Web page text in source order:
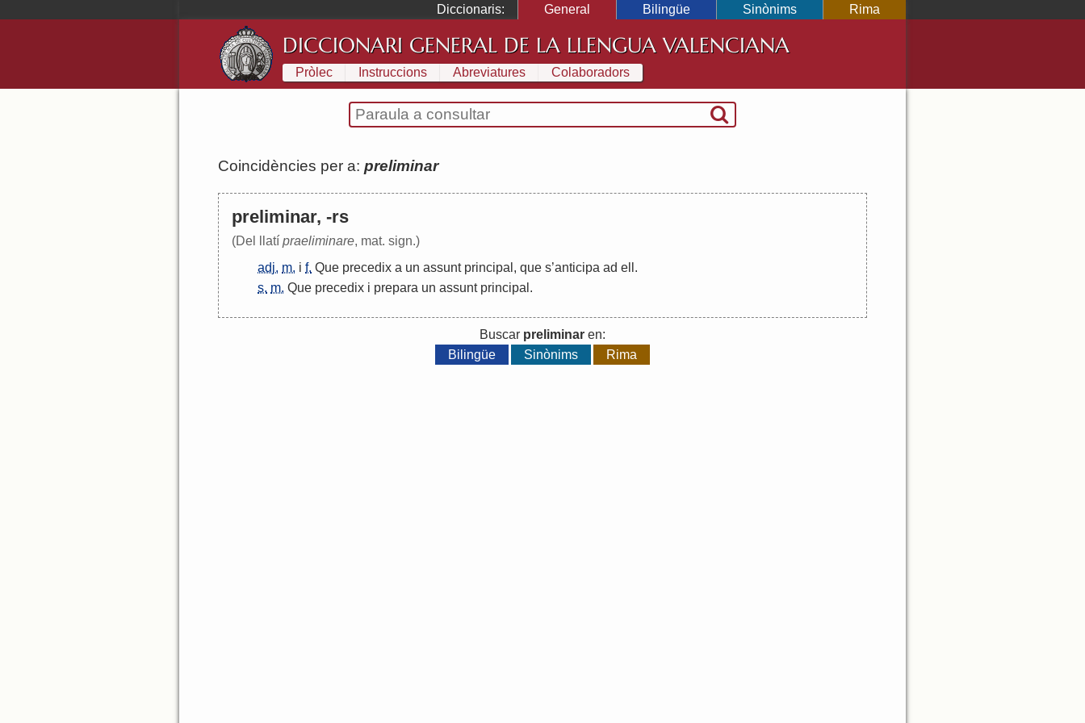
Diccionaris: General Bilingüe Sinònims Rima
DICCIONARI GENERAL DE LA LLENGUA VALENCIANA
Pròlec Instruccions Abreviatures Colaboradors
Coincidències per a: preliminar
preliminar, -rs
(Del llatí praeliminare, mat. sign.)
adj. m. i f. Que precedix a un assunt principal , que s’anticipa ad ell .
s. m. Que precedix i prepara un assunt principal .
Buscar preliminar en:
Bilingüe
Sinònims Rima